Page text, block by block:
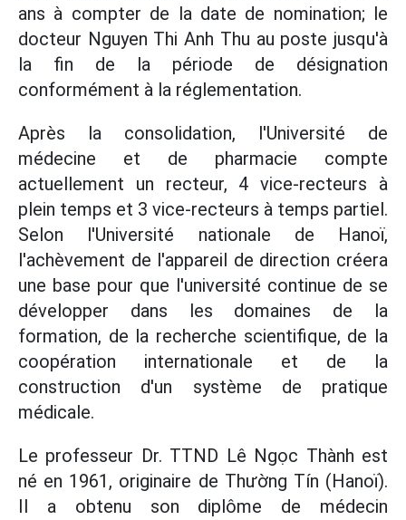
ans à compter de la date de nomination; le
docteur Nguyen Thi Anh Thu au poste jusqu'à
la fin de la période de désignation
conformément à la réglementation.
Après la consolidation, l'Université de
médecine et de pharmacie compte
actuellement un recteur, 4 vice-recteurs à
plein temps et 3 vice-recteurs à temps partiel.
Selon l'Université nationale de Hanoï,
l'achèvement de l'appareil de direction créera
une base pour que l'université continue de se
développer dans les domaines de la
formation, de la recherche scientifique, de la
coopération internationale et de la
construction d'un système de pratique
médicale.
Le professeur Dr. TTND Lê Ngọc Thành est
né en 1961, originaire de Thường Tín (Hanoï).
Il a obtenu son diplôme de médecin